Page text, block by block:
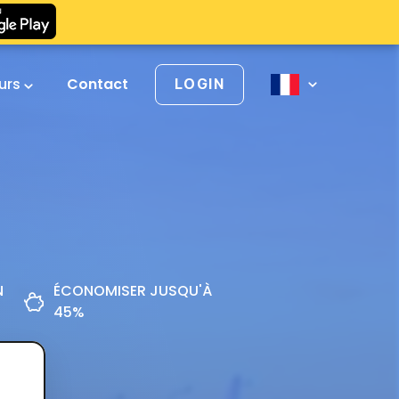
Contact LOGIN
ÉCONOMISER JUSQU'À
45%